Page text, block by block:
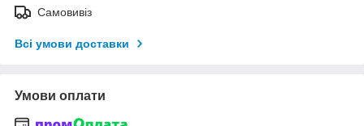
Самовивіз
Всі умови доставки
Умови оплати